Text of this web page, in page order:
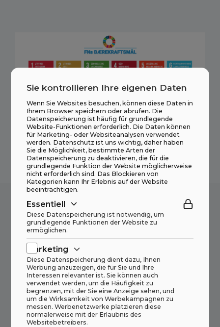
Weitere aktuelle Fälle von
Neue Brechanlage für Speira Recycling
Norwegen
Lesen Sie mehr
Sie kontrollieren Ihre eigenen Daten
Wenn Sie Websites besuchen, können diese Daten in
Ihrem Browser speichern oder abrufen. Die
Datenspeicherung ist häufig für grundlegende
Website-Funktionen erforderlich. Die Daten können
für Marketing- oder Websiteanalysen verwendet
werden. Datenschutz ist uns wichtig, daher haben
Sie die Möglichkeit, bestimmte Arten der
Datenspeicherung zu deaktivieren, die für die
grundlegende Funktion der Website möglicherweise
nicht erforderlich sind. Das Blockieren von
Kategorien kann Ihr Erlebnis auf der Website
beeinträchtigen.
Essentiell
Diese Datenspeicherung ist notwendig, um
grundlegende Funktionen der Website zu
ermöglichen.
Marketing
Diese Datenspeicherung dient dazu, Ihnen
Werbung anzuzeigen, die für Sie und Ihre
Interessen relevanter ist. Sie können auch
verwendet werden, um die Häufigkeit zu
begrenzen, mit der Sie eine Anzeige sehen, und
um die Wirksamkeit von Werbekampagnen zu
messen. Werbenetzwerke platzieren diese
normalerweise mit der Erlaubnis des
Websitebetreibers.